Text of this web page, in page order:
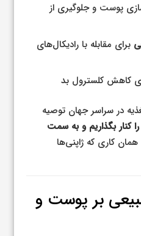
پوست و جلوگیری از
برای مقابله با رادیکال‌های
کاهش کلسترول بد
در سراسر جهان توصیه
کنار بگذاریم و به سمت
کاری که ژاپنی‌ها
بر پوست و